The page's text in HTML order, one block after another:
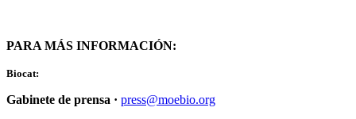
PARA MÁS INFORMACIÓN:
Biocat:
Gabinete de prensa · press@moebio.org